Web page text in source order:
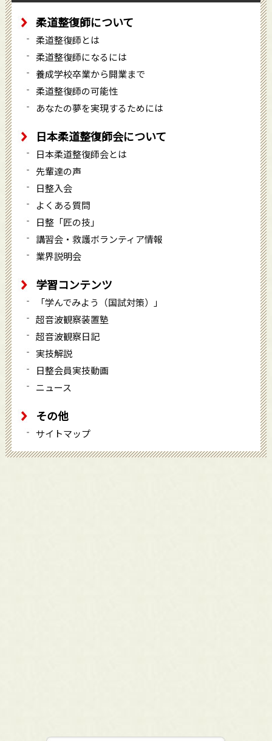
柔道整復師について
柔道整復師とは
柔道整復師になるには
養成学校卒業から開業まで
柔道整復師の可能性
あなたの夢を実現するためには
日本柔道整復師会について
日本柔道整復師会とは
先輩達の声
日整入会
よくある質問
日整「匠の技」
講習会・救護ボランティア情報
業界説明会
学習コンテンツ
「学んでみよう（国試対策）」
超音波観察装置塾
超音波観察日記
実技解説
日整会員実技動画
ニュース
その他
サイトマップ